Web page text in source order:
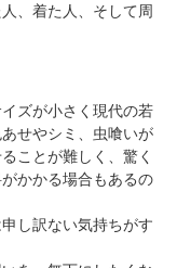
、着た人、そして周
ズが小さく現代の若
せやシミ、虫喰いが
ことが難しく、驚く
かかる場合もあるの
し訳ない気持ちがす